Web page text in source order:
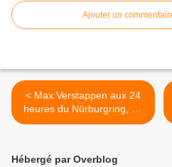
Ajouter un
< Max Verstappen aux 24
heures du Nürburgring, en
direct sur Automoto La
Hébergé par Overblog